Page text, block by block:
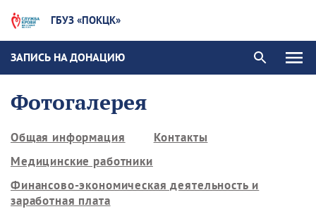
ГБУЗ «ПОКЦК»
ЗАПИСЬ НА ДОНАЦИЮ
Фотогалерея
Общая информация
Контакты
Медицинские работники
Финансово-экономическая деятельность и
заработная плата